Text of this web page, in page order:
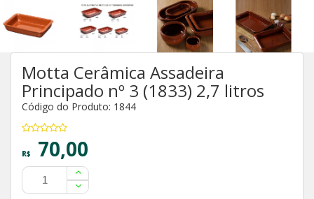
Motta Cerâmica Assadeira
Principado nº 3 (1833) 2,7 litros
Código do Produto: 1844
R$ 70,00